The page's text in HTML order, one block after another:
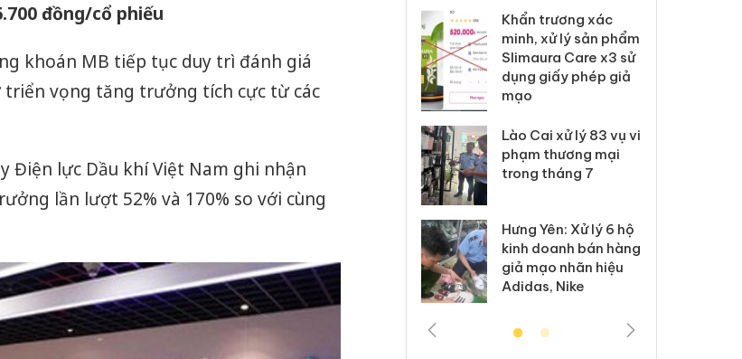
đồng/cổ phiếu
khoán MB tiếp tục duy trì đánh giá
triển vọng tăng trưởng tích cực từ các
Điện lực Dầu khí Việt Nam ghi nhận
lần lượt 52% và 170% so với cùng
sản phẩm nhập lậu,
bảo vệ môi trường
kinh doanh
án sản xuất, buôn
bán yến sào giả
bán bình sữa
Moyuum giả
Khẩn trương xác
minh, xử lý sản phẩm
Slimaura Care x3 sử
dụng giấy phép giả
mạo
Lào Cai xử lý 83 vụ vi
phạm thương mại
trong tháng 7
Hưng Yên: Xử lý 6 hộ
kinh doanh bán hàng
giả mạo nhãn hiệu
Adidas, Nike